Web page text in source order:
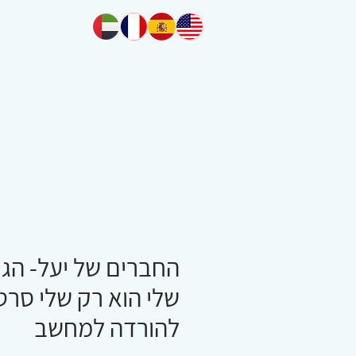
החברים של יעל-
שלי הוא רק שלי
להורדה למחשב